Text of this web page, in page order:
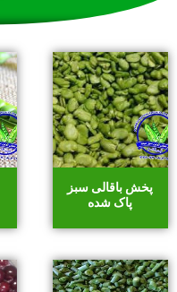
پخش باقالی سبز
پاک شده